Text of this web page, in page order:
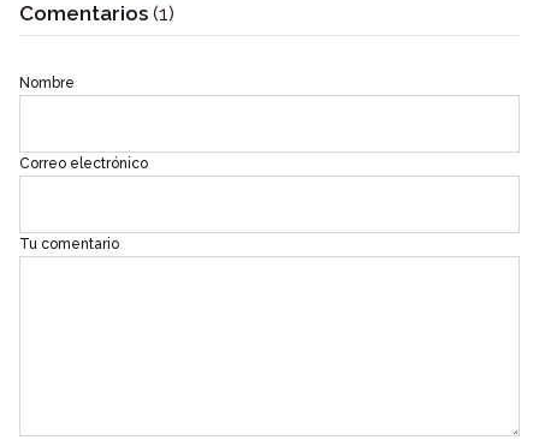
Comentarios (1)
Nombre
Correo electrónico
Tu comentario